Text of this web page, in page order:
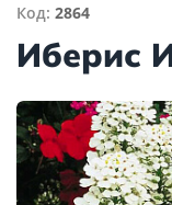
Код: 2864
Иберис